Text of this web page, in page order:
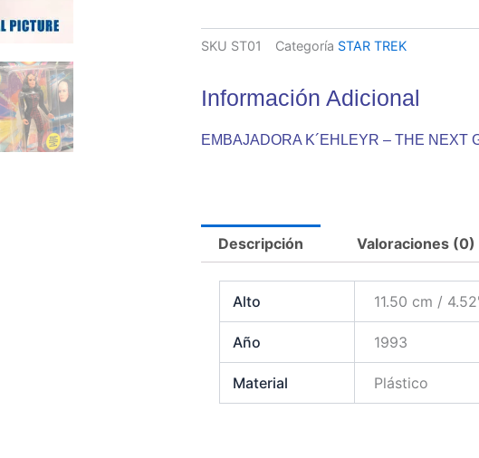
SKU ST01 Categoría STAR TREK
Información Adicional
EMBAJADORA K´EHLEYR – THE NEXT
Descripción Valoraciones (0)
Alto 11.50 cm /
Año 1993
Material Plástico